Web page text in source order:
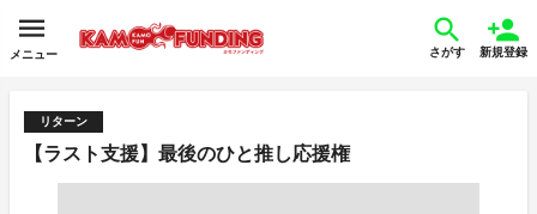
メニュー さがす 新規登録
リターン
【ラスト支援】最後のひと推し応援権